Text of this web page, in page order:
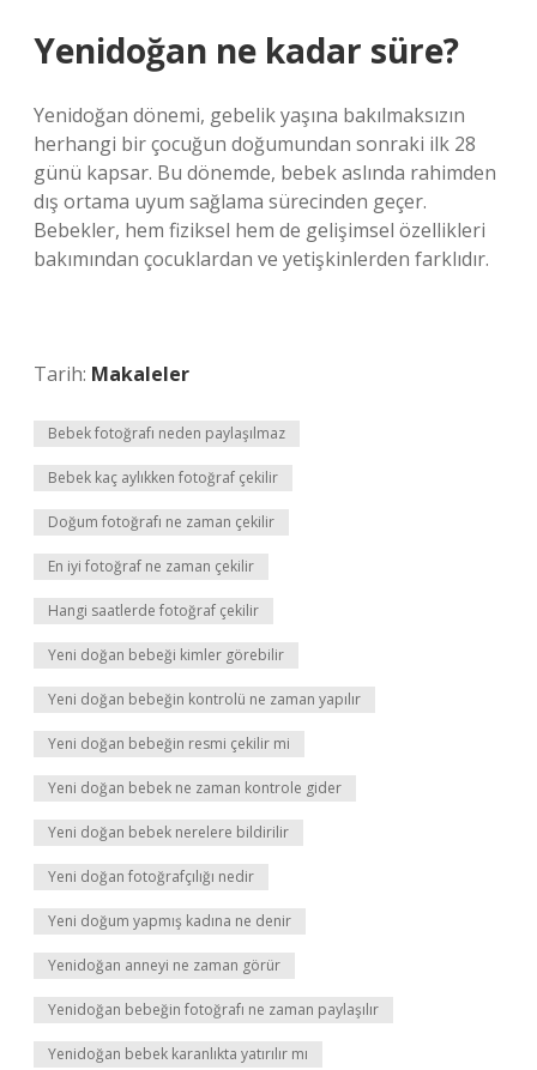
Yenidoğan ne kadar süre?
Yenidoğan dönemi, gebelik yaşına bakılmaksızın
herhangi bir çocuğun doğumundan sonraki ilk 28
günü kapsar. Bu dönemde, bebek aslında rahimden
dış ortama uyum sağlama sürecinden geçer.
Bebekler, hem fiziksel hem de gelişimsel özellikleri
bakımından çocuklardan ve yetişkinlerden farklıdır.
Tarih: Makaleler
Bebek fotoğrafı neden paylaşılmaz
Bebek kaç aylıkken fotoğraf çekilir
Doğum fotoğrafı ne zaman çekilir
En iyi fotoğraf ne zaman çekilir
Hangi saatlerde fotoğraf çekilir
Yeni doğan bebeği kimler görebilir
Yeni doğan bebeğin kontrolü ne zaman yapılır
Yeni doğan bebeğin resmi çekilir mi
Yeni doğan bebek ne zaman kontrole gider
Yeni doğan bebek nerelere bildirilir
Yeni doğan fotoğrafçılığı nedir
Yeni doğum yapmış kadına ne denir
Yenidoğan anneyi ne zaman görür
Yenidoğan bebeğin fotoğrafı ne zaman paylaşılır
Yenidoğan bebek karanlıkta yatırılır mı